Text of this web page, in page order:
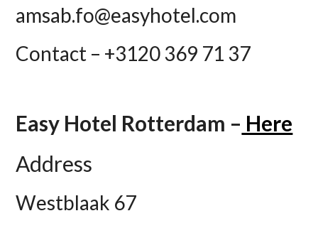
amsab.fo@easyhotel.com
Contact – +3120 369 71 37
Easy Hotel Rotterdam – Here
Address
Westblaak 67